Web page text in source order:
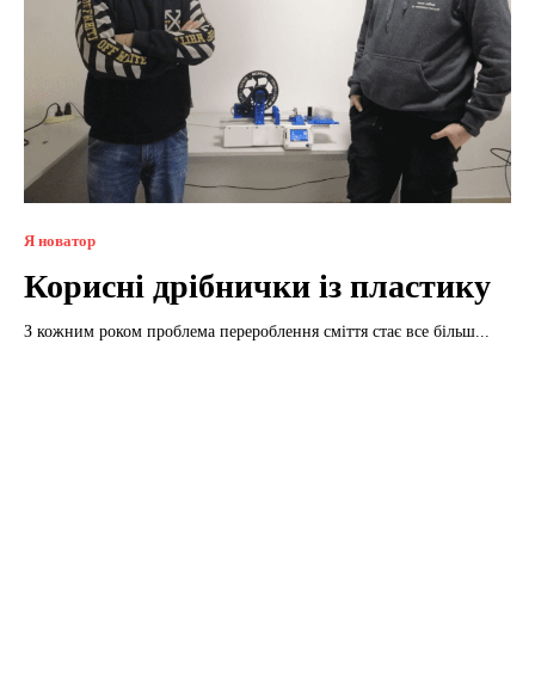
Я новатор
Корисні дрібнички із пластику
З кожним роком проблема перероблення сміття стає все більш...